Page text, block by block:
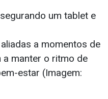
a momentos de
a manter o ritmo de
estar (Imagem: